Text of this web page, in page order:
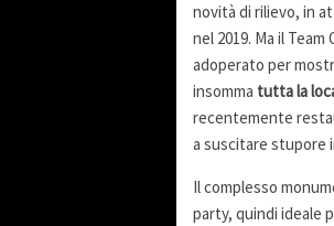
novità di rilievo, in
nel 2019. Ma il
adoperato per
insomma tutta la
recentemente
a suscitare stupore
Il complesso
party, quindi ideale